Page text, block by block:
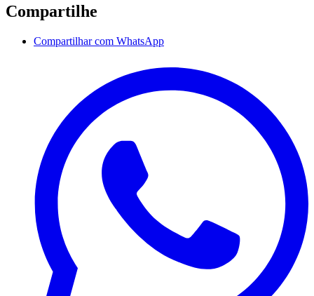
Compartilhe
Compartilhar com WhatsApp